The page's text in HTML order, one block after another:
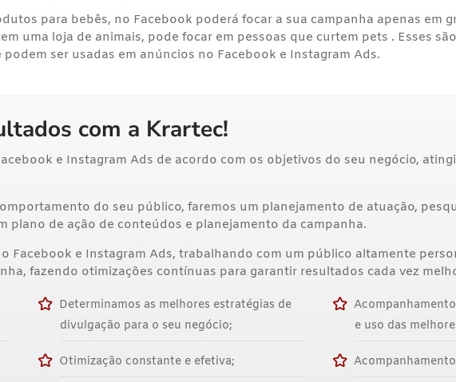
para bebês, no Facebook poderá focar a sua campanha apenas em
uma loja de animais, pode focar em pessoas que curtem pets . Esses
ser usadas em anúncios no Facebook e Instagram Ads.
com a Krartec!
e Instagram Ads de acordo com os objetivos do seu negócio,
do seu público, faremos um planejamento de atuação,
plano de ação de conteúdos e planejamento da campanha.
Facebook e Instagram Ads, trabalhando com um público altamente
fazendo otimizações contínuas para garantir resultados cada vez
Determinamos as melhores estratégias de
divulgação para o seu negócio;
Otimização constante e efetiva;
e uso das